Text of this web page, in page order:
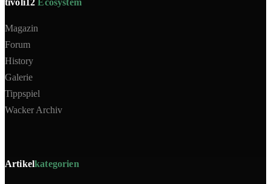
Magazin
Forum
History
Galerie
Tippspiel
Wacker Archiv
Artikelkategorien